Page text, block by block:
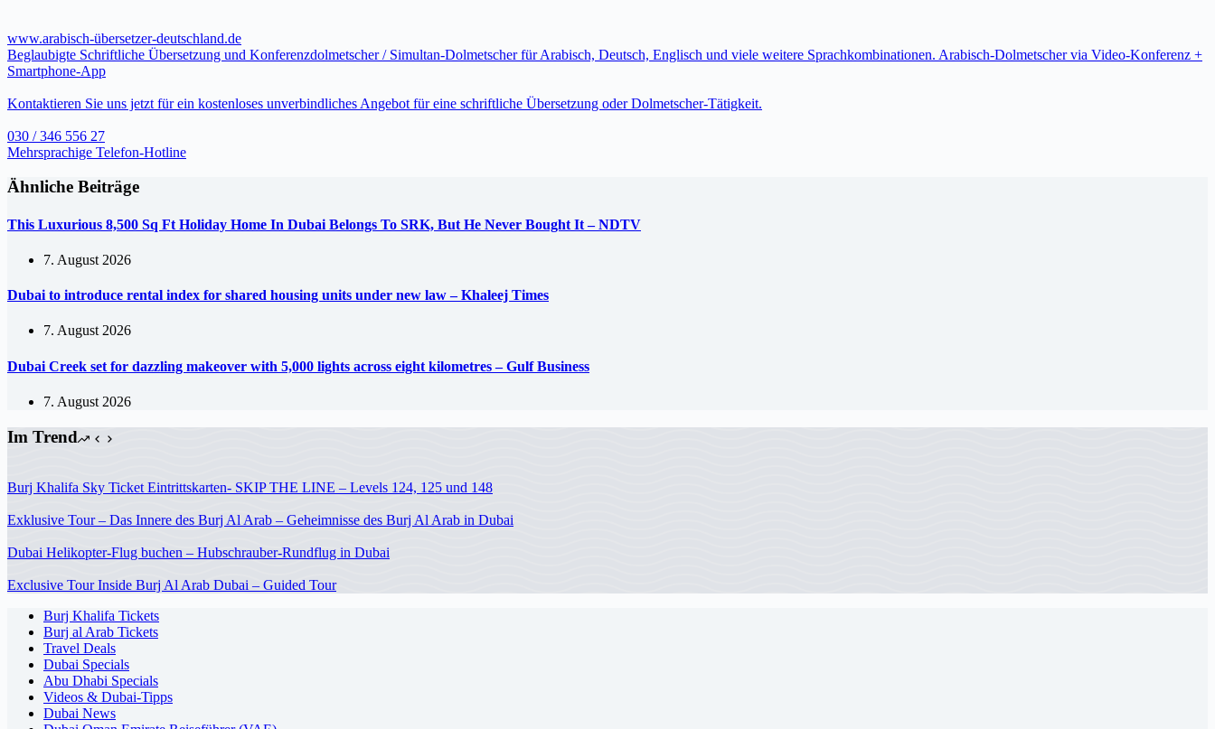
www.arabisch-übersetzer-deutschland.de
Beglaubigte Schriftliche Übersetzung und Konferenzdolmetscher / Simultan-Dolmetscher für Arabisch, Deutsch, Englisch und viele weitere Sprachkombinationen. Arabisch-Dolmetscher via Video-Konferenz +
Smartphone-App
Kontaktieren Sie uns jetzt für ein kostenloses unverbindliches Angebot für eine schriftliche Übersetzung oder Dolmetscher-Tätigkeit.
030 / 346 556 27
Mehrsprachige Telefon-Hotline
Ähnliche Beiträge
This Luxurious 8,500 Sq Ft Holiday Home In Dubai Belongs To SRK, But He Never Bought It – NDTV
7. August 2026
Dubai to introduce rental index for shared housing units under new law – Khaleej Times
7. August 2026
Dubai Creek set for dazzling makeover with 5,000 lights across eight kilometres – Gulf Business
7. August 2026
Im Trend
Burj Khalifa Sky Ticket Eintrittskarten- SKIP THE LINE – Levels 124, 125 und 148
Exklusive Tour – Das Innere des Burj Al Arab – Geheimnisse des Burj Al Arab in Dubai
Dubai Helikopter-Flug buchen – Hubschrauber-Rundflug in Dubai
Exclusive Tour Inside Burj Al Arab Dubai – Guided Tour
Burj Khalifa Tickets
Burj al Arab Tickets
Travel Deals
Dubai Specials
Abu Dhabi Specials
Videos & Dubai-Tipps
Dubai News